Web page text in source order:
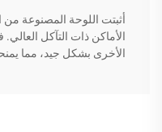
أثبتت اللوحة المصنوعة من
الأماكن ذات التآكل
الأخرى بشكل جيد، مما